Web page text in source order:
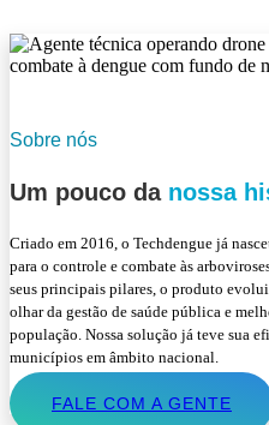
Sobre nós
Um pouco danossa
Criado em 2016, o Techdengue já
para o controle e combate às
seus principais pilares, o produto
olhar da gestão de saúde pública e
população. Nossa solução já teve sua
municípios em âmbito nacional.
FALE COM A GENTE